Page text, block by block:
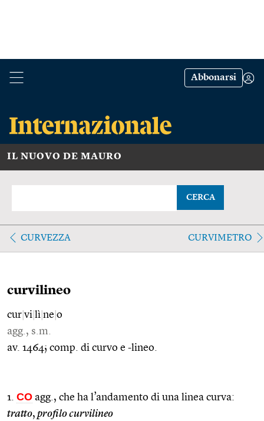
Abbonarsi
IL NUOVO DE MAURO
CERCA
CURVEZZA CURVIMETRO
curvilineo
cur vi lì ne o
agg., s.m.
av. 1464; comp. di curvo e -lineo.
1. CO agg., che ha l’andamento di una linea curva:
tratto, profilo curvilineo